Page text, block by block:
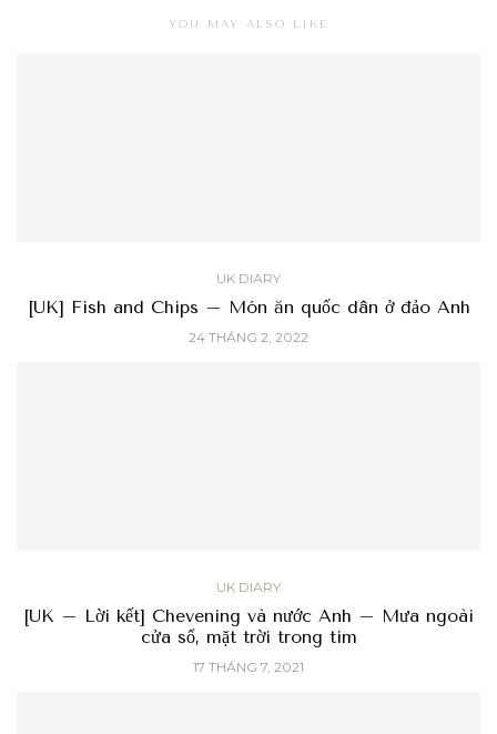
YOU MAY ALSO LIKE
UK DIARY
[UK] Fish and Chips – Món ăn quốc dân ở đảo Anh
24 THÁNG 2, 2022
UK DIARY
[UK – Lời kết] Chevening và nước Anh – Mưa ngoài
cửa sổ, mặt trời trong tim
17 THÁNG 7, 2021